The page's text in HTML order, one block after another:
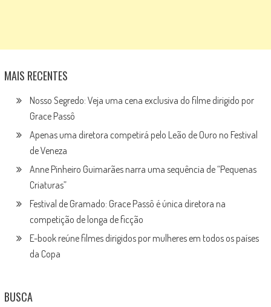
MAIS RECENTES
Nosso Segredo: Veja uma cena exclusiva do filme dirigido por
Grace Passô
Apenas uma diretora competirá pelo Leão de Ouro no Festival
de Veneza
Anne Pinheiro Guimarães narra uma sequência de “Pequenas
Criaturas”
Festival de Gramado: Grace Passô é única diretora na
competição de longa de ficção
E-book reúne filmes dirigidos por mulheres em todos os países
da Copa
BUSCA